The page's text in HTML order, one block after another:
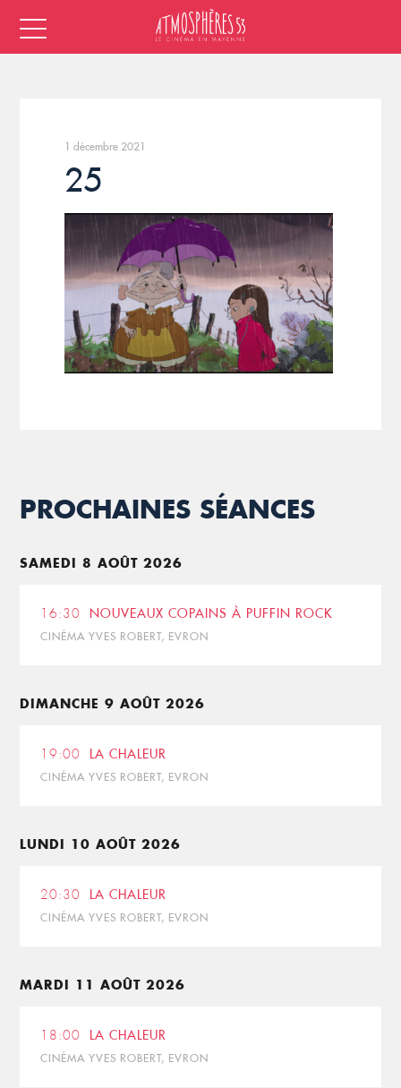
1 décembre 2021
25
PROCHAINES SÉANCES
SAMEDI 8 AOÛT 2026
16:30 NOUVEAUX COPAINS À PUFFIN ROCK
CINÉMA YVES ROBERT, EVRON
DIMANCHE 9 AOÛT 2026
19:00 LA CHALEUR
CINÉMA YVES ROBERT, EVRON
LUNDI 10 AOÛT 2026
20:30 LA CHALEUR
CINÉMA YVES ROBERT, EVRON
MARDI 11 AOÛT 2026
18:00 LA CHALEUR
CINÉMA YVES ROBERT, EVRON